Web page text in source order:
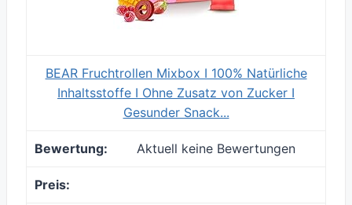
BEAR Fruchtrollen Mixbox I 100% Natürliche
Inhaltsstoffe I Ohne Zusatz von Zucker I
Gesunder Snack...
Aktuell keine Bewertungen